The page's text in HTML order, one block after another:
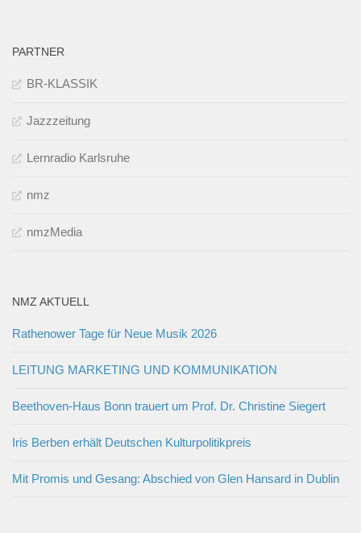
PARTNER
BR-KLASSIK
Jazzzeitung
Lernradio Karlsruhe
nmz
nmzMedia
NMZ AKTUELL
Rathenower Tage für Neue Musik 2026
LEITUNG MARKETING UND KOMMUNIKATION
Beethoven-Haus Bonn trauert um Prof. Dr. Christine Siegert
Iris Berben erhält Deutschen Kulturpolitikpreis
Mit Promis und Gesang: Abschied von Glen Hansard in Dublin